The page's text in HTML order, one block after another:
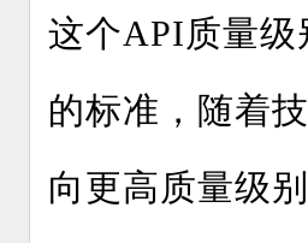
这个API质量
的标准，随着
向更高质量级